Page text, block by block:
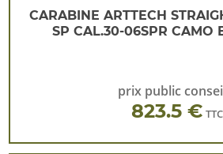
CARABINE ARTTECH
SP CAL.30-06SPR CAMO
prix public
823.5 € TTC